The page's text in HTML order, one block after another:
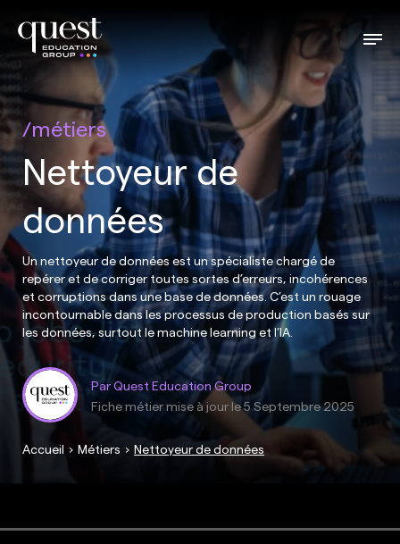
métiers
Nettoyeur de
données
Un nettoyeur de données est un spécialiste chargé de
repérer et de corriger toutes sortes d’erreurs, incohérences
et corruptions dans une base de données. C’est un rouage
incontournable dans les processus de production basés sur
les données, surtout le machine learning et l’IA.
Par Quest Education Group
Fiche métier mise à jour le5 Septembre 2025
Accueil Métiers Nettoyeur de données